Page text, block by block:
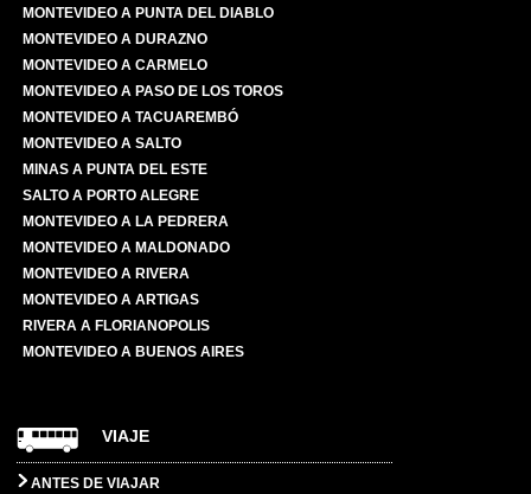
MONTEVIDEO A PUNTA DEL DIABLO
MONTEVIDEO A DURAZNO
MONTEVIDEO A CARMELO
MONTEVIDEO A PASO DE LOS TOROS
MONTEVIDEO A TACUAREMBÓ
MONTEVIDEO A SALTO
MINAS A PUNTA DEL ESTE
SALTO A PORTO ALEGRE
MONTEVIDEO A LA PEDRERA
MONTEVIDEO A MALDONADO
MONTEVIDEO A RIVERA
MONTEVIDEO A ARTIGAS
RIVERA A FLORIANOPOLIS
MONTEVIDEO A BUENOS AIRES
VIAJE
ANTES DE VIAJAR